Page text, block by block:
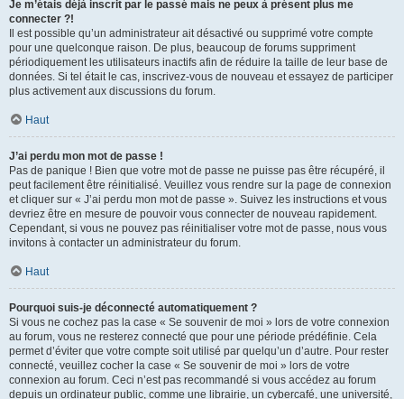
Je m’étais déjà inscrit par le passé mais ne peux à présent plus me
connecter ?!
Il est possible qu’un administrateur ait désactivé ou supprimé votre compte
pour une quelconque raison. De plus, beaucoup de forums suppriment
périodiquement les utilisateurs inactifs afin de réduire la taille de leur base de
données. Si tel était le cas, inscrivez-vous de nouveau et essayez de participer
plus activement aux discussions du forum.
Haut
J’ai perdu mon mot de passe !
Pas de panique ! Bien que votre mot de passe ne puisse pas être récupéré, il
peut facilement être réinitialisé. Veuillez vous rendre sur la page de connexion
et cliquer sur « J’ai perdu mon mot de passe ». Suivez les instructions et vous
devriez être en mesure de pouvoir vous connecter de nouveau rapidement.
Cependant, si vous ne pouvez pas réinitialiser votre mot de passe, nous vous
invitons à contacter un administrateur du forum.
Haut
Pourquoi suis-je déconnecté automatiquement ?
Si vous ne cochez pas la case « Se souvenir de moi » lors de votre connexion
au forum, vous ne resterez connecté que pour une période prédéfinie. Cela
permet d’éviter que votre compte soit utilisé par quelqu’un d’autre. Pour rester
connecté, veuillez cocher la case « Se souvenir de moi » lors de votre
connexion au forum. Ceci n’est pas recommandé si vous accédez au forum
depuis un ordinateur public, comme une librairie, un cybercafé, une université,